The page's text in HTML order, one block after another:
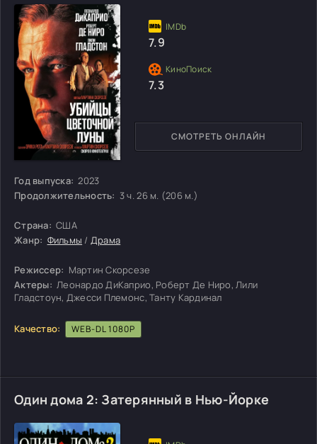
Год выпуска: 2023
Продолжительность: 3 ч. 26 м. (206 м.)
Страна: США
Жанр: Фильмы / Драма
Режиссер: Мартин Скорсезе
Актеры: Леонардо ДиКаприо, Роберт Де Ниро, Лили
Гладстоун, Джесси Племонс, Танту Кардинал
Качество: WEB-DL 1080P
СМОТРЕТЬ ОНЛАЙН
7.9
7.3
Один дома 2: Затерянный в Нью-Йорке